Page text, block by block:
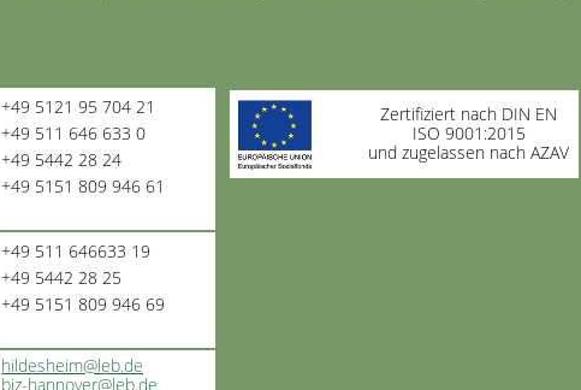
+49 5121 95 704 21
+49 511 646 633 0
+49 5442 28 24
+49 5151 809 946 61
+49 511 646633 19
+49 5442 28 25
+49 5151 809 946 69
hildesheim@leb.de
biz-hannover@leb.de
Zertifiziert nach DIN EN
ISO 9001:2015
und zugelassen nach AZAV